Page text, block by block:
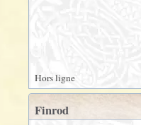
Hors ligne
Finrod